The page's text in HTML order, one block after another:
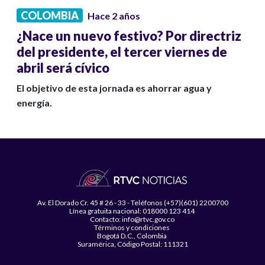
COLOMBIA Hace 2 años
¿Nace un nuevo festivo? Por directriz
del presidente, el tercer viernes de
abril será cívico
El objetivo de esta jornada es ahorrar agua y
energía.
Av. El Dorado Cr. 45 # 26 - 33 - Teléfonos (+57)(601) 2200700
Línea gratuita nacional: 018000 123 414
Contacto: info@rtvc.gov.co
Términos y condiciones
Bogotá D.C., Colombia
Suramérica, Código Postal: 111321